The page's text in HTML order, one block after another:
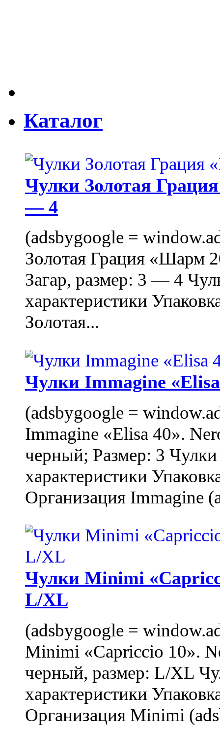
Каталог
Чулки Золотая
— 4
(adsbygoogle =
Золотая Грация «Шарм
Загар, размер: 3 — 4
характеристики
Золотая...
Чулки Immagine
(adsbygoogle =
Immagine «Elisa 40».
черный; Размер: 3
характеристики
Организация Immagine
Чулки Minimi
L/XL
(adsbygoogle =
Minimi «Capriccio 10».
черный, размер: L/XL
характеристики
Организация Minimi